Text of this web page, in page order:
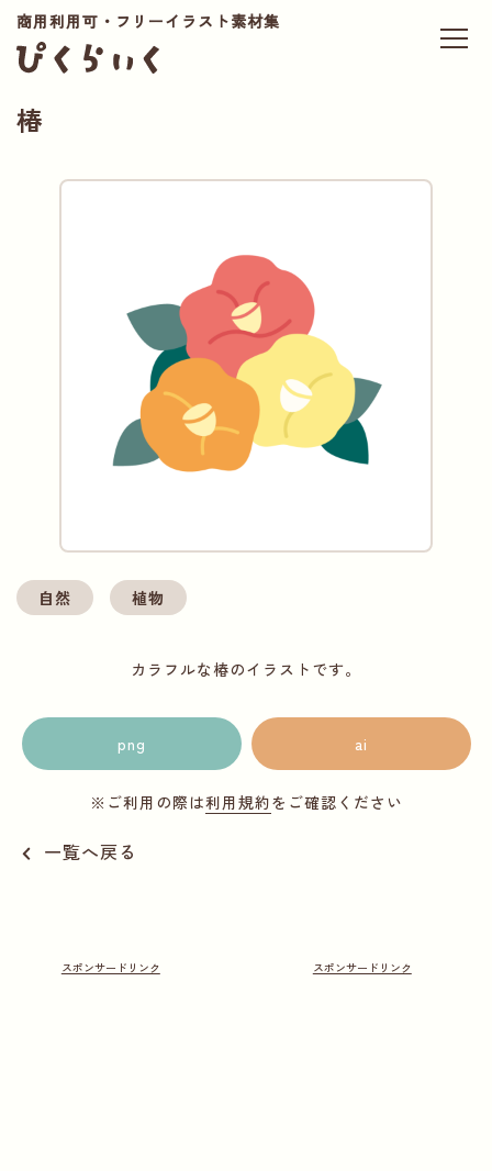
商用利用可・フリーイラスト素材集
椿
自然 植物
カラフルな椿のイラストです。
png ai
※ご利用の際は利用規約をご確認ください
一覧へ戻る